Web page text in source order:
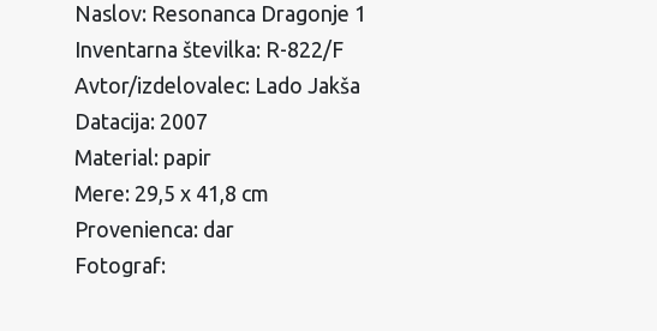
Naslov: Resonanca Dragonje 1
Inventarna številka: R-822/F
Avtor/izdelovalec: Lado Jakša
Datacija: 2007
Material: papir
Mere: 29,5 x 41,8 cm
Provenienca: dar
Fotograf: